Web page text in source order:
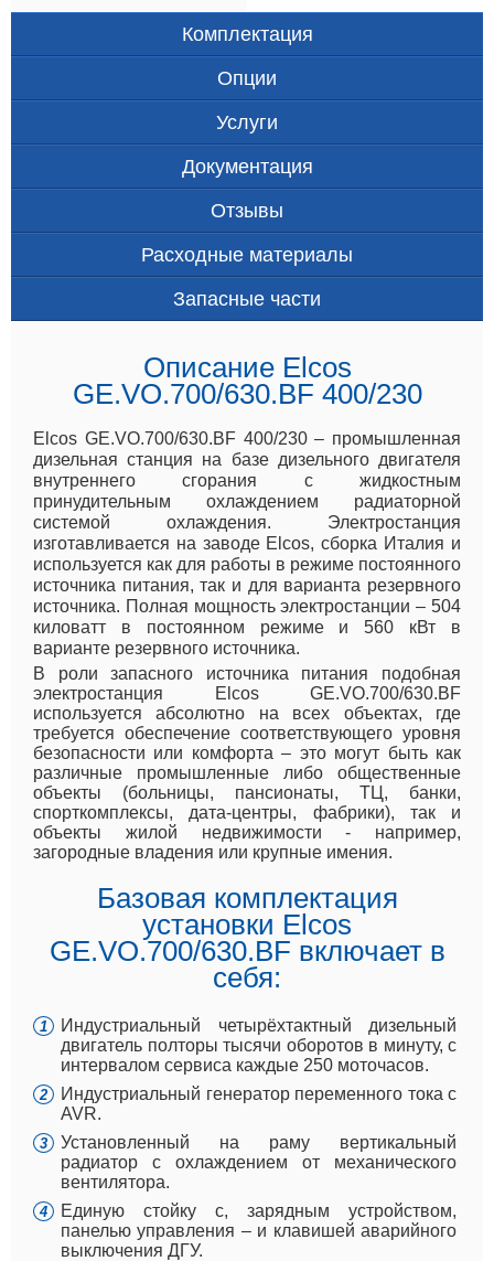
Комплектация
Опции
Услуги
Документация
Отзывы
Расходные материалы
Запасные части
Описание Elcos
GE.VO.700/630.BF 400/230
Elcos GE.VO.700/630.BF 400/230 – промышленная
дизельная станция на базе дизельного двигателя
внутреннего сгорания с жидкостным
принудительным охлаждением радиаторной
системой охлаждения. Электростанция
изготавливается на заводе Elcos, сборка Италия и
используется как для работы в режиме постоянного
источника питания, так и для варианта резервного
источника. Полная мощность электростанции – 504
киловатт в постоянном режиме и 560 кВт в
варианте резервного источника.
В роли запасного источника питания подобная
электростанция Elcos GE.VO.700/630.BF
используется абсолютно на всех объектах, где
требуется обеспечение соответствующего уровня
безопасности или комфорта – это могут быть как
различные промышленные либо общественные
объекты (больницы, пансионаты, ТЦ, банки,
спорткомплексы, дата-центры, фабрики), так и
объекты жилой недвижимости - например,
загородные владения или крупные имения.
Базовая комплектация
установки Elcos
GE.VO.700/630.BF включает в
себя:
Индустриальный четырёхтактный дизельный
двигатель полторы тысячи оборотов в минуту, с
интервалом сервиса каждые 250 моточасов.
Индустриальный генератор переменного тока с
AVR.
Установленный на раму вертикальный
радиатор с охлаждением от механического
вентилятора.
Единую стойку с, зарядным устройством,
панелью управления – и клавишей аварийного
выключения ДГУ.